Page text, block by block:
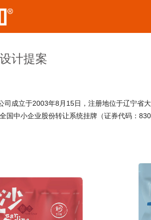
计提案
司成立于2003年8月15日，注册地位于辽宁省
国中小企业股份转让系统挂牌（证券代码：